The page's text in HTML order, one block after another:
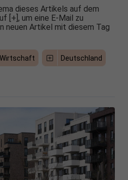
dieses Artikels auf dem
[+], um eine E-Mail zu
neuen Artikel mit diesem Tag
Wirtschaft Deutschland